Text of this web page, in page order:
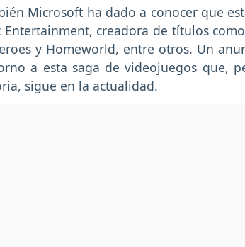
Microsoft ha dado a conocer que
Entertainment, creadora de títulos
y Homeworld, entre otros. Un
a esta saga de videojuegos que,
sigue en la actualidad.